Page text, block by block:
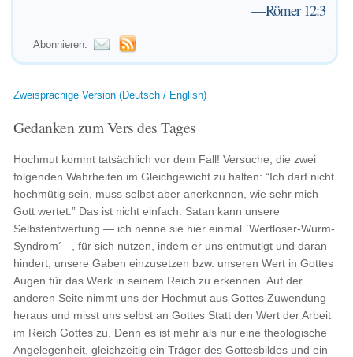
—Römer 12:3
Abonnieren:
Zweisprachige Version (Deutsch / English)
Gedanken zum Vers des Tages
Hochmut kommt tatsächlich vor dem Fall! Versuche, die zwei
folgenden Wahrheiten im Gleichgewicht zu halten: “Ich darf nicht
hochmütig sein, muss selbst aber anerkennen, wie sehr mich
Gott wertet.” Das ist nicht einfach. Satan kann unsere
Selbstentwertung — ich nenne sie hier einmal `Wertloser-Wurm-
Syndrom´ –, für sich nutzen, indem er uns entmutigt und daran
hindert, unsere Gaben einzusetzen bzw. unseren Wert in Gottes
Augen für das Werk in seinem Reich zu erkennen. Auf der
anderen Seite nimmt uns der Hochmut aus Gottes Zuwendung
heraus und misst uns selbst an Gottes Statt den Wert der Arbeit
im Reich Gottes zu. Denn es ist mehr als nur eine theologische
Angelegenheit, gleichzeitig ein Träger des Gottesbildes und ein